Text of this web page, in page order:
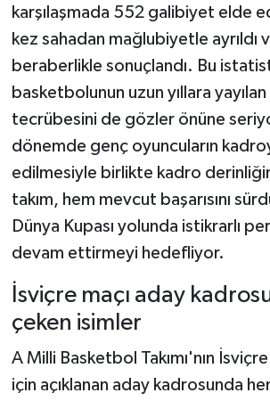
karşılaşmada 552 galibiyet elde
kez sahadan mağlubiyetle ayrıldı
beraberlikle sonuçlandı. Bu
basketbolunun uzun yıllara yayılan
tecrübesini de gözler önüne
dönemde genç oyuncuların
edilmesiyle birlikte kadro
takım, hem mevcut başarısını
Dünya Kupası yolunda istikrarlı
devam ettirmeyi hedefliyor.
İsviçre maçı aday
çeken isimler
A Milli Basketbol Takımı'nın İsviçre
için açıklanan aday kadrosunda